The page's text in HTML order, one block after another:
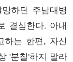
하던 주남대병
결심한다. 아내
하는 한편, 자신
'분칠'하지 말라